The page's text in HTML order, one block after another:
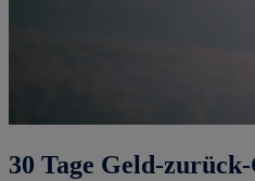
30 Tage Geld-